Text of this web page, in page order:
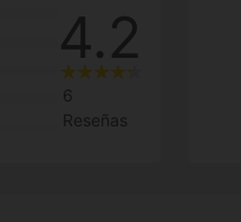
4.2
6
Reseñas